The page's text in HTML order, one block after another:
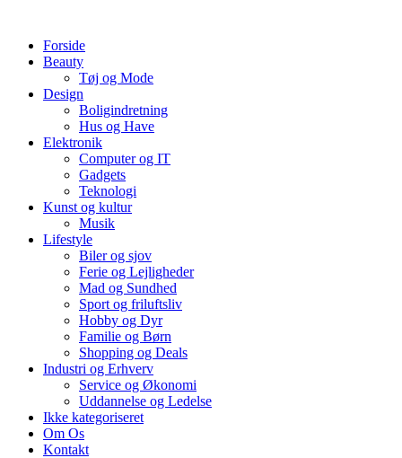
indholdForside
Beauty
Tøj og Mode
Design
Boligindretning
Hus og Have
Elektronik
Computer og IT
Gadgets
Teknologi
Kunst og kultur
Musik
Lifestyle
Biler og sjov
Ferie og Lejligheder
Mad og Sundhed
Sport og friluftsliv
Hobby og Dyr
Familie og Børn
Shopping og Deals
Industri og Erhverv
Service og Økonomi
Uddannelse og Ledelse
Ikke kategoriseret
Om Os
Kontakt